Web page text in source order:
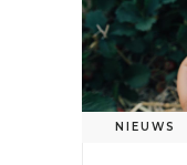
NIEUWS